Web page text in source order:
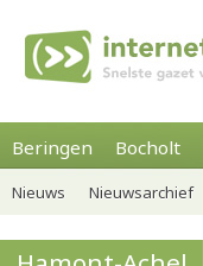
Beringen Bocholt
Nieuws Nieuwsarchief